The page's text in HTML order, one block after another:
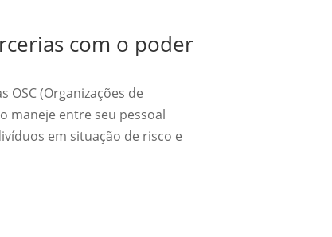
com o poder
(Organizações de
maneje entre seu pessoal
em situação de risco e